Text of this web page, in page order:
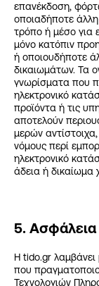
επανέκδοση,
οποιαδήποτε
τρόπο ή μέσο για
μόνο κατόπιν
ή οποιουδήποτε
δικαιωμάτων. Τα
γνωρίσματα που
ηλεκτρονικό
προϊόντα ή τις
αποτελούν
μερών
νόμους περί
ηλεκτρονικό
άδεια ή δικαίωμα
5.
H tido.gr
που
Τεχνολογιών